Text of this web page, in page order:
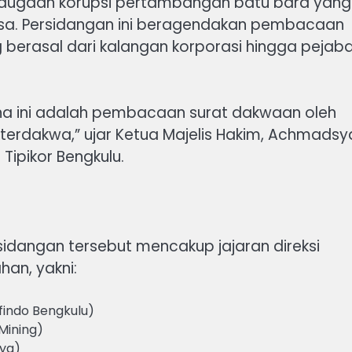
Persidangan ini beragendakan pembacaan
dari kalangan korporasi hingga
ini adalah pembacaan surat dakwaan oleh
ujar Ketua Majelis Hakim,
Bengkulu.
tersebut mencakup jajaran direksi
yakni:
Bengkulu)